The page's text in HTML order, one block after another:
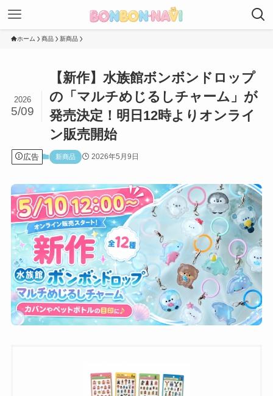
ホーム 商品 新商品
【新作】水族館ボンボンドロップ
の「マルチめじるしチャーム」が
発売決定！明日12時よりオンライ
ン販売開始
2026
5/09
広告 新商品 2026年5月9日